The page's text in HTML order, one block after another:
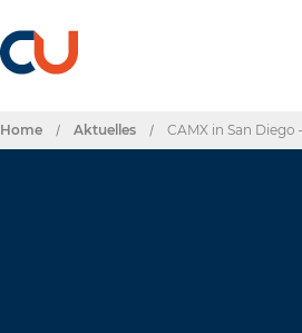
Home / Aktuelles / CAMX in San